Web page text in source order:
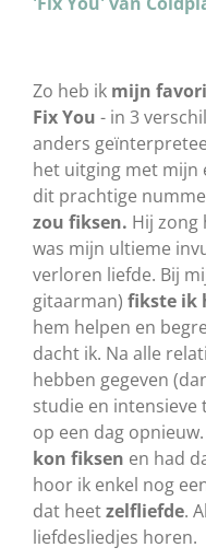
Zo heb ik mijn
Fix You - in 3
anders
het uitging met mijn
dit prachtige
zou fiksen. Hij
was mijn ultieme
verloren liefde. Bij
gitaarman) fikste ik
hem helpen en
dacht ik. Na alle
hebben gegeven
studie en intensieve
op een dag
kon fiksen en had
hoor ik enkel nog
dat heetzelfliefde.
liefdesliedjes horen.